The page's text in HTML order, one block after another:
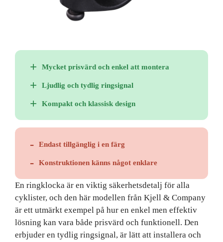
Mycket prisvärd och enkel att montera
Ljudlig och tydlig ringsignal
Kompakt och klassisk design
Endast tillgänglig i en färg
Konstruktionen känns något enklare
En ringklocka är en viktig säkerhetsdetalj för alla
cyklister, och den här modellen från Kjell & Company
är ett utmärkt exempel på hur en enkel men effektiv
lösning kan vara både prisvärd och funktionell. Den
erbjuder en tydlig ringsignal, är lätt att installera och